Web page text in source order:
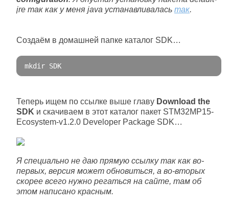
jre так как у меня java устанавливалась так.
Создаём в домашней папке каталог SDK…
mkdir SDK
Теперь ищем по ссылке выше главу Download the
SDK и скачиваем в этот каталог пакет STM32MP15-
Ecosystem-v1.2.0 Developer Package SDK…
Я специально не даю прямую ссылку так как во-
первых, версия может обновиться, а во-вторых
скорее всего нужно регаться на сайте, там об
этом написано красным.